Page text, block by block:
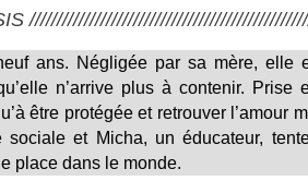
ans. Négligée par sa mère, elle
n’arrive plus à contenir.
être protégée et retrouver l’amour
sociale et Micha, un éducateur,
place dans le monde.